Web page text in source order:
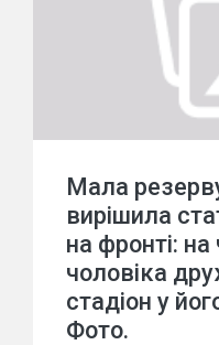
Мала
вирішила
на фронті:
чоловіка
стадіон у
Фото.